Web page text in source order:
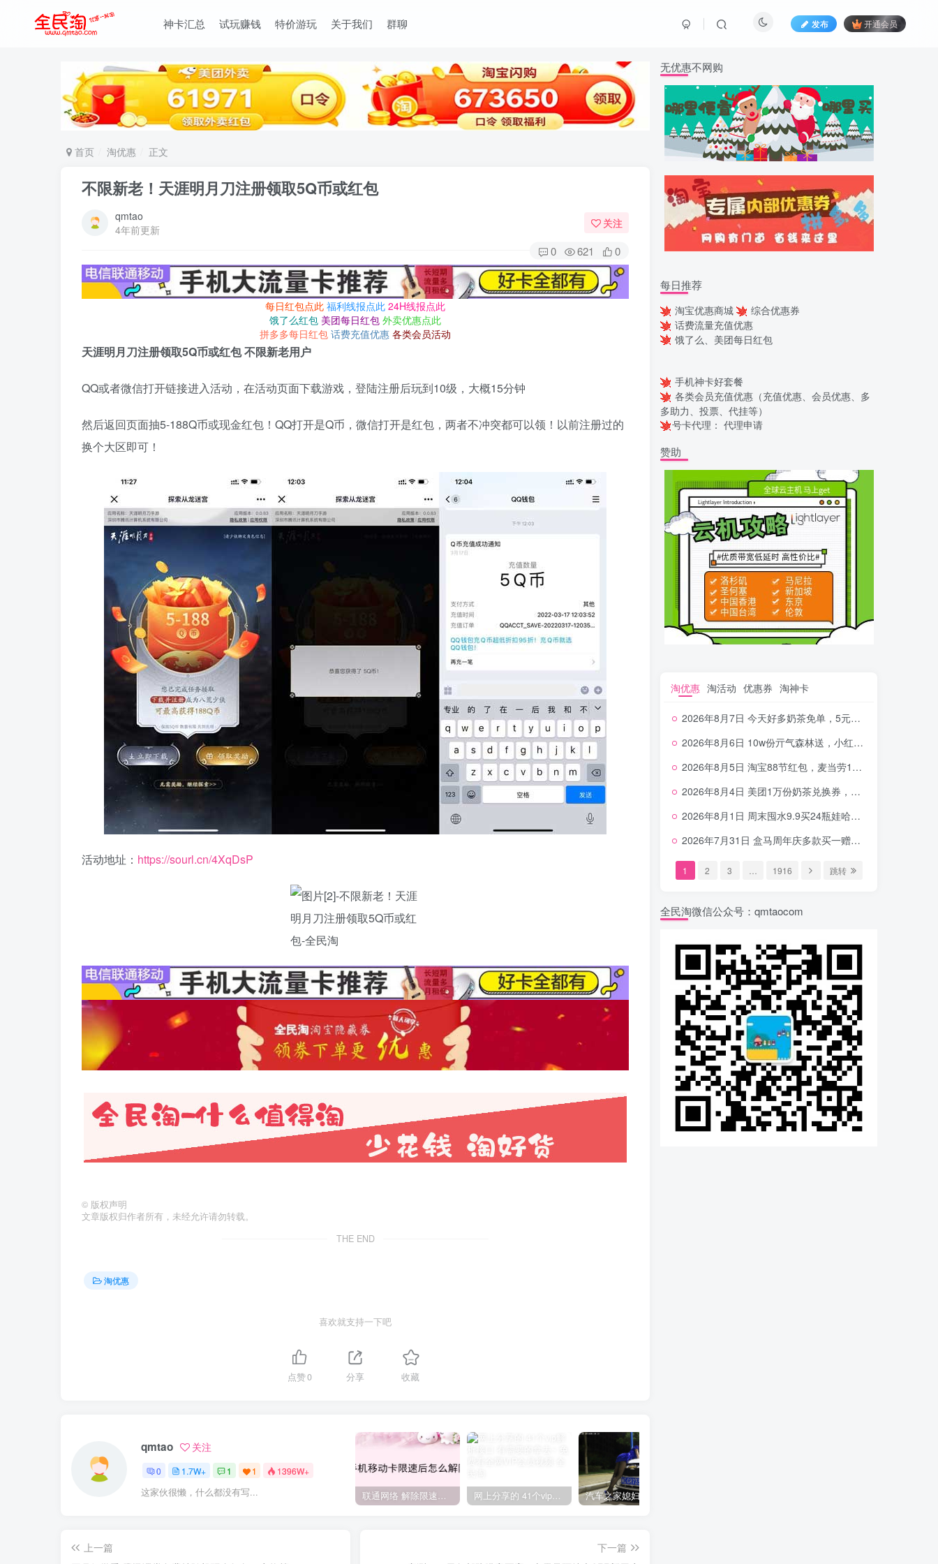
神卡汇总 试玩赚钱 特价游玩 关于我们 群聊 发布 开通会员
首页 淘优惠 正文
不限新老！天涯明月刀注册领取5Q币或红包
qmtao
4年前更新
关注
0 621 0
每日红包点此 福利线报点此 24H线报点此
饿了么红包 美团每日红包 外卖优惠点此
拼多多每日红包 话费充值优惠 各类会员活动
天涯明月刀注册领取5Q币或红包 不限新老用户
QQ或者微信打开链接进入活动，在活动页面下载游戏，登陆注册后玩到10级，大概15分钟
然后返回页面抽5-188Q币或现金红包！QQ打开是Q币，微信打开是红包，两者不冲突都可以领！以前注册过的
换个大区即可！
活动地址： https://sourl.cn/4XqDsP
© 版权声明
文章版权归作者所有，未经允许请勿转载。
THE END
淘优惠
喜欢就支持一下吧
点赞0 分享 收藏
qmtao 关注
0 1.7W+ 1 1 1396W+
这家伙很懒，什么都没有写... 联通网络 解除限速方法参考！畅享、畅玩、老白干等及其它地区自测了 网上分享的 41个vip解析接口 有需要的拿去~ 免费看全网VIP会员视频
上一篇
下一篇
无优惠不网购
每日推荐
淘宝优惠商城
综合优惠券
话费流量充值优惠
饿了么、美团每日红包
手机神卡好套餐
各类会员充值优惠（充值优惠、会员优惠、多
多助力、投票、代挂等）
号卡代理： 代理申请
赞助
淘优惠 淘活动 优惠券 淘神卡
2026年8月7日 今天好多奶茶免单，5元农行省钱卡，京东抢0.01沪上，邮储5.88元等
2026年8月6日 10w份亓气森林送，小红书12元无门槛，中行电费30-10，0元柠檬水+0撸汉堡等
2026年8月5日 淘宝88节红包，麦当劳150万份柠檬水，三万份瑞幸免单，霸王9万份0.01券等
2026年8月4日 美团1万份奶茶兑换券，农行5E卡，中行支付超给利，美团领18个冰激凌，小米每天领2-6元等等
2026年8月1日 周末囤水9.9买24瓶娃哈哈，建行100元京东券，移动5元话费，麦当劳甜筒，交行立减金等
2026年7月31日 盒马周年庆多款买一赠一，饿了么拆红包，建行30立减金，农行领10元刷卡金等
1 2 3 1916 跳转
全民淘微信公众号：qmtaocom